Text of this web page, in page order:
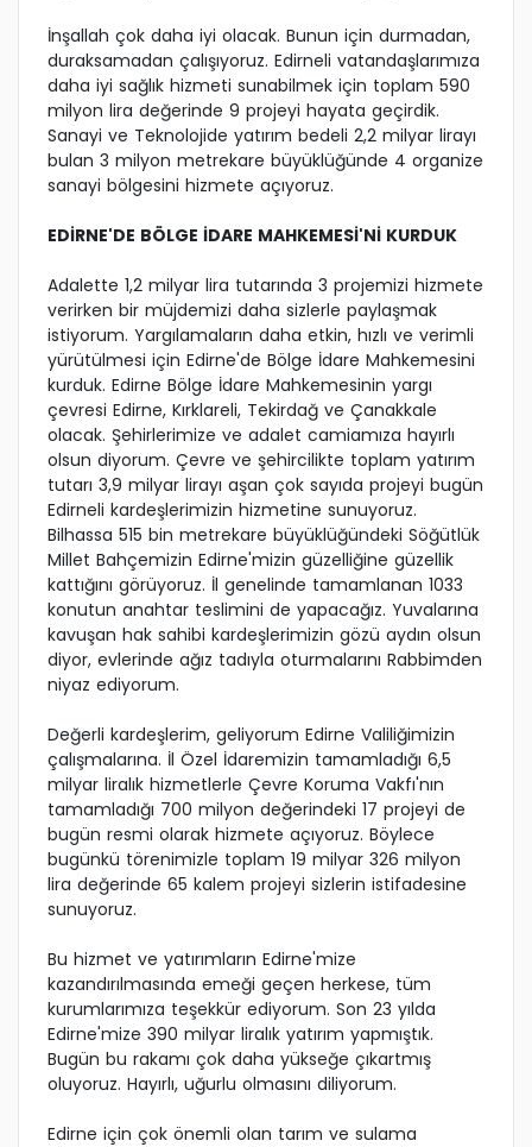
İnşallah çok daha iyi olacak. Bunun için durmadan,
duraksamadan çalışıyoruz. Edirneli vatandaşlarımıza
daha iyi sağlık hizmeti sunabilmek için toplam 590
milyon lira değerinde 9 projeyi hayata geçirdik.
Sanayi ve Teknolojide yatırım bedeli 2,2 milyar lirayı
bulan 3 milyon metrekare büyüklüğünde 4 organize
sanayi bölgesini hizmete açıyoruz.
EDİRNE'DE BÖLGE İDARE MAHKEMESİ'Nİ KURDUK
Adalette 1,2 milyar lira tutarında 3 projemizi hizmete
verirken bir müjdemizi daha sizlerle paylaşmak
istiyorum. Yargılamaların daha etkin, hızlı ve verimli
yürütülmesi için Edirne'de Bölge İdare Mahkemesini
kurduk. Edirne Bölge İdare Mahkemesinin yargı
çevresi Edirne, Kırklareli, Tekirdağ ve Çanakkale
olacak. Şehirlerimize ve adalet camiamıza hayırlı
olsun diyorum. Çevre ve şehircilikte toplam yatırım
tutarı 3,9 milyar lirayı aşan çok sayıda projeyi bugün
Edirneli kardeşlerimizin hizmetine sunuyoruz.
Bilhassa 515 bin metrekare büyüklüğündeki Söğütlük
Millet Bahçemizin Edirne'mizin güzelliğine güzellik
kattığını görüyoruz. İl genelinde tamamlanan 1033
konutun anahtar teslimini de yapacağız. Yuvalarına
kavuşan hak sahibi kardeşlerimizin gözü aydın olsun
diyor, evlerinde ağız tadıyla oturmalarını Rabbimden
niyaz ediyorum.
Değerli kardeşlerim, geliyorum Edirne Valiliğimizin
çalışmalarına. İl Özel İdaremizin tamamladığı 6,5
milyar liralık hizmetlerle Çevre Koruma Vakfı'nın
tamamladığı 700 milyon değerindeki 17 projeyi de
bugün resmi olarak hizmete açıyoruz. Böylece
bugünkü törenimizle toplam 19 milyar 326 milyon
lira değerinde 65 kalem projeyi sizlerin istifadesine
sunuyoruz.
Bu hizmet ve yatırımların Edirne'mize
kazandırılmasında emeği geçen herkese, tüm
kurumlarımıza teşekkür ediyorum. Son 23 yılda
Edirne'mize 390 milyar liralık yatırım yapmıştık.
Bugün bu rakamı çok daha yükseğe çıkartmış
oluyoruz. Hayırlı, uğurlu olmasını diliyorum.
Edirne için çok önemli olan tarım ve sulama